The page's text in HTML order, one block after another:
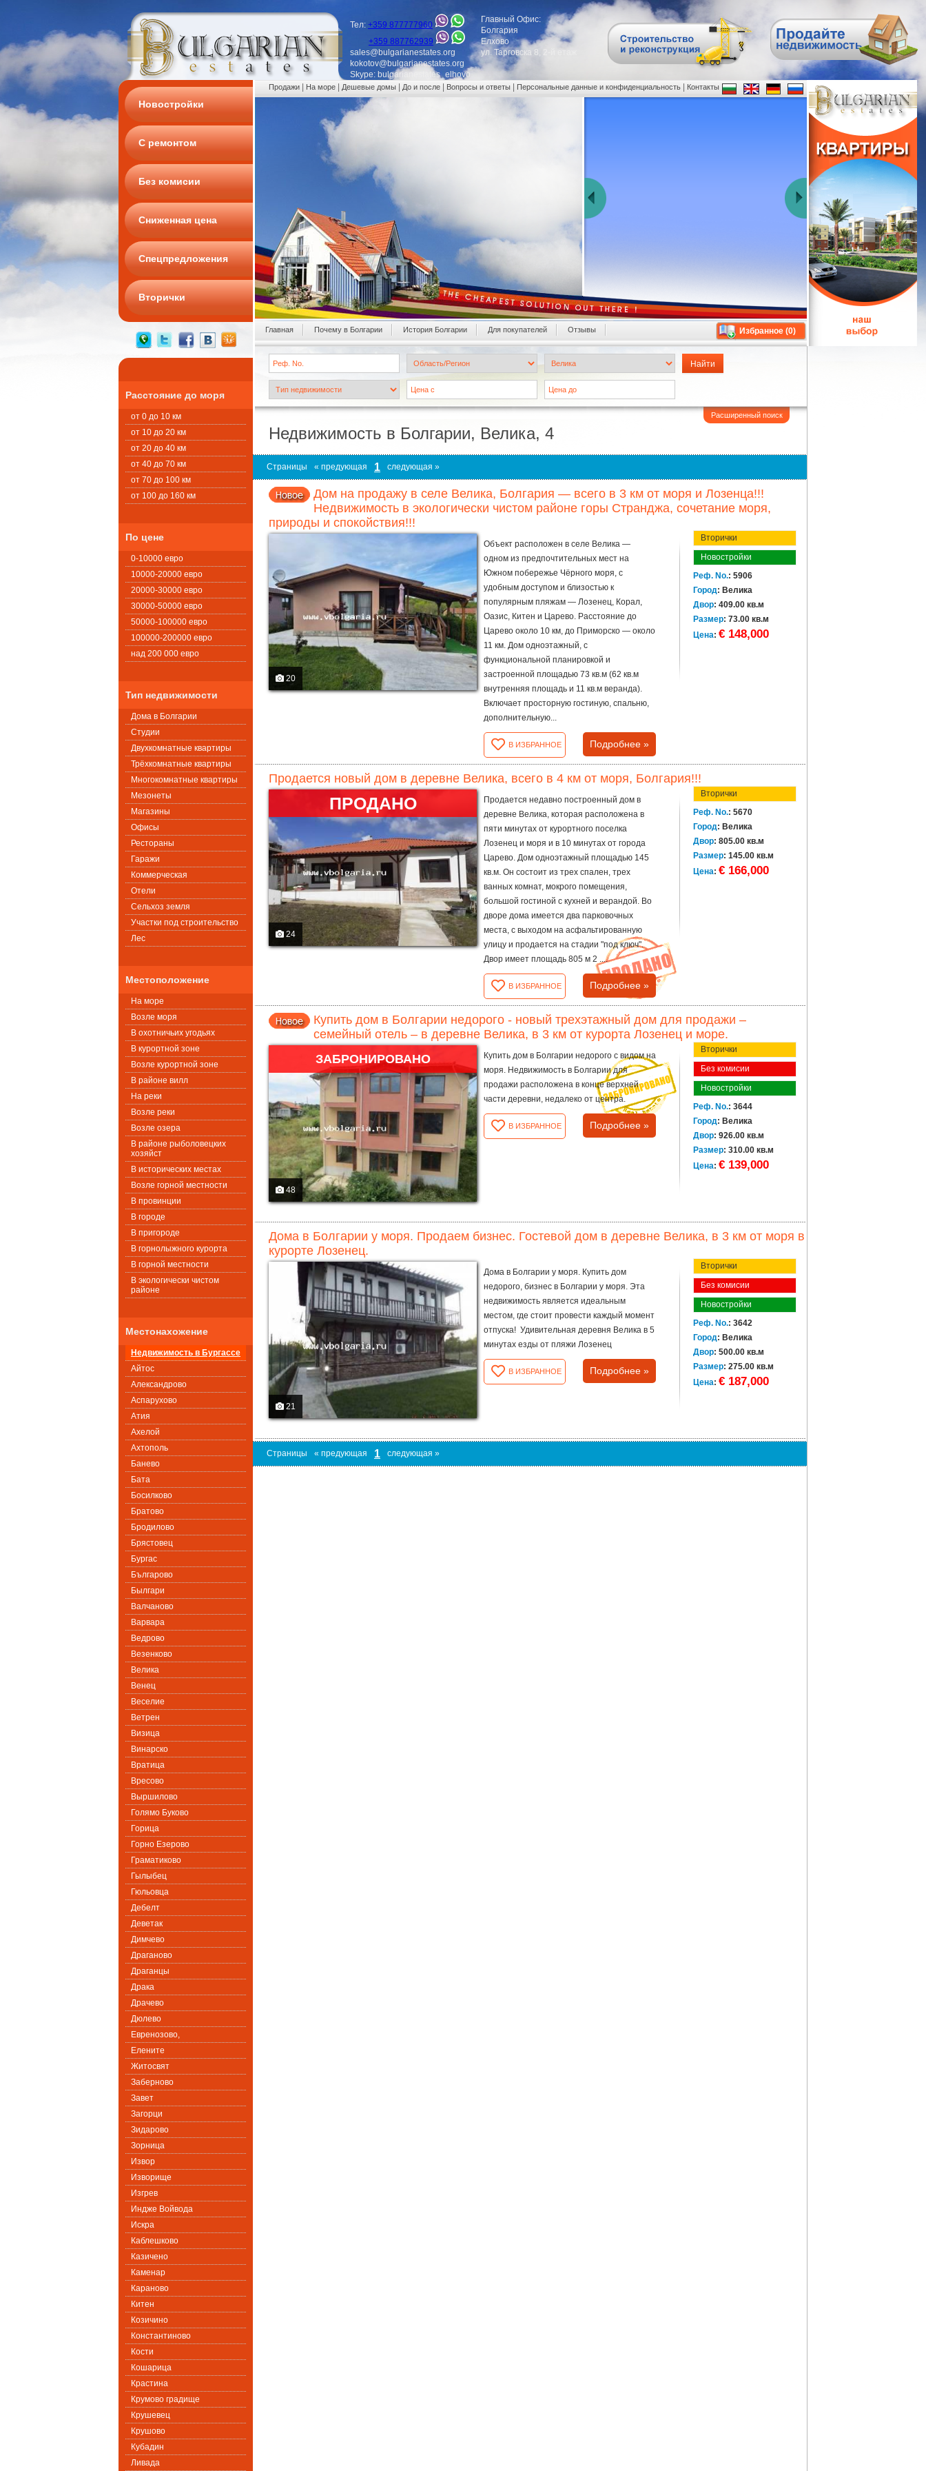
Тел: +359 877777960
+359 887762939
sales@bulgarianestates.org
kokotov@bulgarianestates.org
Skype: bulgarianestates_elhovo
Главный Офис:
Болгария
Елхово
ул. Тарговска 8, 2-й етаж
Новостройки
С ремонтом
Без комисии
Сниженная цена
Спецпредложения
Вторички
Расстояние до моря
от 0 до 10 км
от 10 до 20 км
от 20 до 40 км
от 40 до 70 км
от 70 до 100 км
от 100 до 160 км
По цене
0-10000 евро
10000-20000 евро
20000-30000 евро
30000-50000 евро
50000-100000 евро
100000-200000 евро
над 200 000 евро
Тип недвижимости
Дома в Болгарии
Студии
Двухкомнатные квартиры
Трёхкомнатные квартиры
Многокомнатные квартиры
Мезонеты
Магазины
Офисы
Рестораны
Гаражи
Коммерческая
Oтели
Сельхоз земля
Участки под строительство
Лес
Местоположение
На море
Возле моря
В охотничьих угодьях
В курортной зоне
Возле курортной зоне
В районе вилл
На реки
Возле реки
Возле озера
В районе рыболовецких
хозяйст
В исторических местах
Возле горной местности
В провинции
В городе
В пригороде
В горнолыжного курорта
В горной местности
В экологически чистом
районе
Местонахожение
Недвижимость в Бургассе
Айтос
Александрово
Аспарухово
Атия
Ахелой
Ахтополь
Банево
Бата
Босилково
Братово
Бродилово
Брястовец
Бургас
Българово
Былгари
Валчаново
Варвара
Ведрово
Везенково
Велика
Венец
Веселие
Ветрен
Визица
Винарско
Вратица
Вресово
Выршилово
Голямо Буково
Горица
Горно Езерово
Граматиково
Гылыбец
Гюльовца
Дебелт
Деветак
Димчево
Драганово
Драганцы
Драка
Драчево
Дюлево
Евренозово,
Елените
Житосвят
Заберново
Завет
Загорци
Зидарово
Зорница
Извор
Изворище
Изгрев
Индже Войвода
Искра
Каблешково
Казичено
Каменар
Караново
Китен
Козичино
Константиново
Кости
Кошарица
Крастина
Крумово градище
Крушевец
Крушово
Кубадин
Ливада
Продажи На море Дешевые домы До и после Вопросы и ответы Персональные данные и конфиденциальность Контакты
Главная Почему в Болгарии История Болгарии Для покупателей Oтзывы Избранное (0)
Расширенный поиск
Недвижимость в Болгарии, Велика, 4
Страницы « предующая 1 следующая »
Дом на продажу в селе Велика, Болгария — всего в 3 км от моря и Лозенца!!!
Недвижимость в экологически чистом районе горы Странджа, сочетание моря,
природы и спокойствия!!!
20
Объект расположен в селе Велика —
одном из предпочтительных мест на
Южном побережье Чёрного моря, с
удобным доступом и близостью к
популярным пляжам — Лозенец, Корал,
Оазис, Китен и Царево. Расстояние до
Царево около 10 км, до Приморско — около
11 км. Дом одноэтажный, с
функциональной планировкой и
застроенной площадью 73 кв.м (62 кв.м
внутренняя площадь и 11 кв.м веранда).
Включает просторную гостиную, спальню,
дополнительную...
В ИЗБРАННОЕ Подробнее »
Вторички
Новостройки
Реф. No.: 5906
Город: Велика
Двор: 409.00 кв.м
Размер: 73.00 кв.м
Цена: € 148,000
Продается новый дом в деревне Велика, всего в 4 км от моря, Болгария!!!
ПРОДАНО
24
Продается недавно построенный дом в
деревне Велика, которая расположена в
пяти минутах от курортного поселка
Лозенец и моря и в 10 минутах от города
Царево. Дом одноэтажный площадью 145
кв.м. Он состоит из трех спален, трех
ванных комнат, мокрого помещения,
большой гостиной с кухней и верандой. Во
дворе дома имеется два парковочных
места, с выходом на асфальтированную
улицу и продается на стадии "под ключ".
Двор имеет площадь 805 м 2 ....
В ИЗБРАННОЕ Подробнее »
Вторички
Реф. No.: 5670
Город: Велика
Двор: 805.00 кв.м
Размер: 145.00 кв.м
Цена: € 166,000
Купить дом в Болгарии недорого - новый трехэтажный дом для продажи –
семейный отель – в деревне Велика, в 3 км от курорта Лозенец и море.
ЗАБРОНИРОВАНО
48
Купить дом в Болгарии недорого с видом на
моря. Недвижимость в Болгарии для
продажи расположена в конце верхней
части деревни, недалеко от центра.
В ИЗБРАННОЕ Подробнее »
Вторички
Без комисии
Новостройки
Реф. No.: 3644
Город: Велика
Двор: 926.00 кв.м
Размер: 310.00 кв.м
Цена: € 139,000
Дома в Болгарии у моря. Продаем бизнес. Гостевой дом в деревне Велика, в 3 км от моря в
курорте Лозенец.
21
Дома в Болгарии у моря. Купить дом
недорого, бизнес в Болгарии у моря. Эта
недвижимость является идеальным
местом, где стоит провести каждый момент
отпуска! Удивительная деревня Велика в 5
минутах езды от пляжи Лозенец
В ИЗБРАННОЕ Подробнее »
Вторички
Без комисии
Новостройки
Реф. No.: 3642
Город: Велика
Двор: 500.00 кв.м
Размер: 275.00 кв.м
Цена: € 187,000
Страницы « предующая 1 следующая »